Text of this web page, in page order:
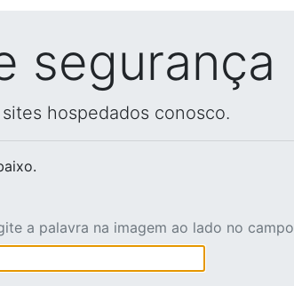
segurança
hospedados conosco.
a palavra na imagem ao lado no